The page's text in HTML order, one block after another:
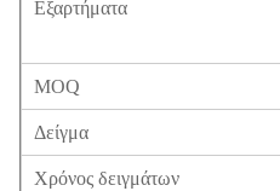
Εξαρτήματα
MOQ
Δείγμα
Χρόνος δειγμάτων